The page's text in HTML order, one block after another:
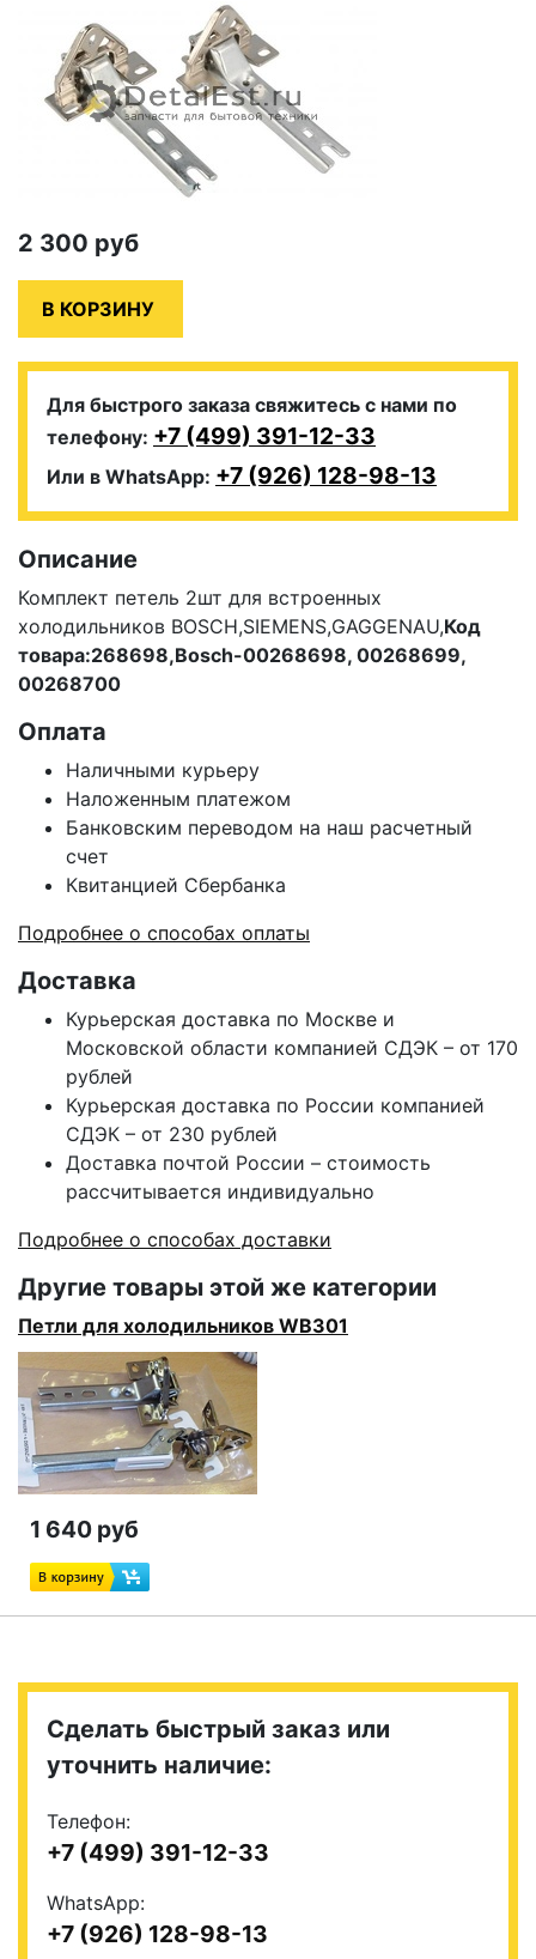
2 300 руб
Для быстрого заказа свяжитесь с нами по
телефону: +7 (499) 391-12-33
Или в WhatsApp: +7 (926) 128-98-13
Описание
Комплект петель 2шт для встроенных
холодильников BOSCH,SIEMENS,GAGGENAU,Код
товара:268698,Bosch-00268698, 00268699,
00268700
Оплата
Наличными курьеру
Наложенным платежом
Банковским переводом на наш расчетный
счет
Квитанцией Сбербанка
Подробнее о способах оплаты
Доставка
Курьерская доставка по Москве и
Московской области компанией СДЭК – от 170
рублей
Курьерская доставка по России компанией
СДЭК – от 230 рублей
Доставка почтой России – стоимость
рассчитывается индивидуально
Подробнее о способах доставки
Другие товары этой же категории
Петли для холодильников WB301
1 640 руб
Сделать быстрый заказ или
уточнить наличие:
Телефон:
+7 (499) 391-12-33
WhatsApp:
+7 (926) 128-98-13